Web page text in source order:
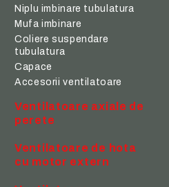
Niplu imbinare tubulatura
Mufa imbinare
Coliere suspendare
tubulatura
Capace
Accesorii ventilatoare
Ventilatoare axiale de
perete
Ventilatoare de hota
cu motor extern